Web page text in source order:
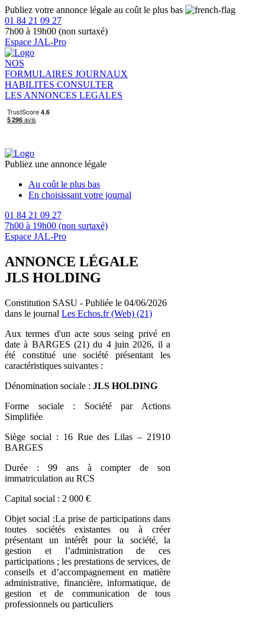
Publiez votre annonce légale au coût le plus bas
01 84 21 09 27
7h00 à 19h00 (non surtaxé)
Espace JAL-Pro
NOS
FORMULAIRES JOURNAUX
HABILITES CONSULTER
LES ANNONCES LEGALES
Publiez une annonce légale
Au coût le plus bas
En choisissant votre journal
01 84 21 09 27
7h00 à 19h00 (non surtaxé)
Espace JAL-Pro
ANNONCE LÉGALE
JLS HOLDING
Constitution SASU - Publiée le 04/06/2026
dans le journal Les Echos.fr (Web) (21)
Aux termes d'un acte sous seing privé en
date à BARGES (21) du 4 juin 2026, il a
été constitué une société présentant les
caractéristiques suivantes :
Dénomination sociale : JLS HOLDING
Forme sociale : Société par Actions
Simplifiée
Siège social : 16 Rue des Lilas – 21910
BARGES
Durée : 99 ans à compter de son
immatriculation au RCS
Capital social : 2 000 €
Objet social :La prise de participations dans
toutes sociétés existantes ou à créer
présentant un intérêt pour la société, la
gestion et l’administration de ces
participations ; les prestations de services, de
conseils et d’accompagnement en matière
administrative, financière, informatique, de
gestion et de communication de tous
professionnels ou particuliers